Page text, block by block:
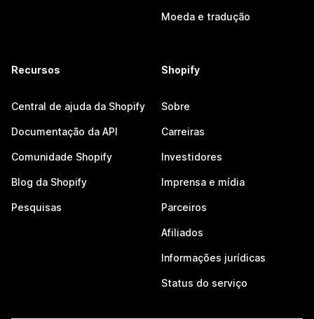
Moeda e tradução
Recursos
Central de ajuda da Shopify
Documentação da API
Comunidade Shopify
Blog da Shopify
Pesquisas
Shopify
Sobre
Carreiras
Investidores
Imprensa e mídia
Parceiros
Afiliados
Informações jurídicas
Status do serviço